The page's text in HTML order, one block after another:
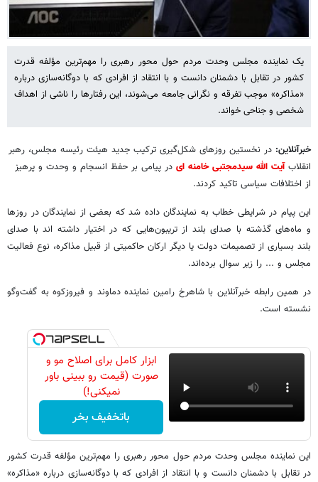
یک نماینده مجلس وحدت مردم حول محور رهبری را مهم‌ترین مؤلفه قدرت
کشور در تقابل با دشمنان دانست و با انتقاد از افرادی که با دوگانه‌سازی درباره
«مذاکره» موجب تفرقه و نگرانی جامعه می‌شوند، این رفتارها را ناشی از اهداف
شخصی و جناحی خواند.
خبرآنلاین: در نخستین روزهای شکل‌گیری ترکیب جدید هیئت رئیسه مجلس، رهبر
انقلابآیت الله سیدمجتبی خامنه ای در پیامی بر حفظ انسجام و وحدت و پرهیز
از اختلافات سیاسی تاکید کردند.
این پیام در شرایطی خطاب به نمایندگان داده شد که بعضی از نمایندگان در روزها
و ماه‌های گذشته با صدای بلند از تریبون‌هایی که در اختیار داشته اند با صدای
بلند بسیاری از تصمیمات دولت یا دیگر ارکان حاکمیتی از قبیل مذاکره، نوع فعالیت
مجلس و ... را زیر سوال برده‌اند.
در همین رابطه خبرآنلاین با شاهرخ رامین نماینده دماوند و فیروزکوه به گفت‌وگو
نشسته است.
ابزار کامل برای اصلاح مو و
صورت (قیمت رو ببینی باور
نمیکنی!)
باتخفیف بخر
این نماینده مجلس وحدت مردم حول محور رهبری را مهم‌ترین مؤلفه قدرت کشور
در تقابل با دشمنان دانست و با انتقاد از افرادی که با دوگانه‌سازی درباره «مذاکره»